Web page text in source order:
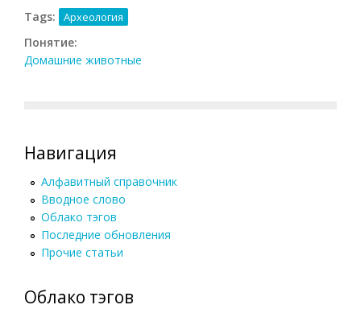
Tags: Археология
Понятие:
Домашние животные
Навигация
Алфавитный справочник
Вводное слово
Облако тэгов
Последние обновления
Прочие статьи
Облако тэгов